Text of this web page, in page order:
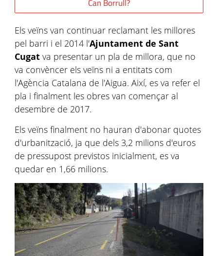
Can Borrull?
Els veïns van continuar reclamant les millores
pel barri i el 2014 l'Ajuntament de Sant
Cugat va presentar un pla de millora, que no
va convèncer els veïns ni a entitats com
l'Agència Catalana de l'Aigua. Així, es va refer el
pla i finalment les obres van començar al
desembre de 2017.
Els veïns finalment no hauran d'abonar quotes
d'urbanització, ja que dels 3,2 milions d'euros
de pressupost previstos inicialment, es va
quedar en 1,66 milions.